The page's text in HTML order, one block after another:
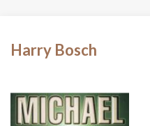
Harry Bosch